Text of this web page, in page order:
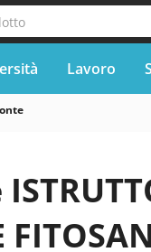
Lavoro